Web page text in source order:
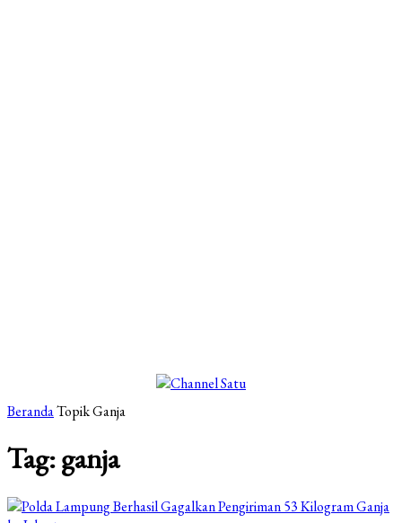
BerandaTopikGanja
Tag: ganja